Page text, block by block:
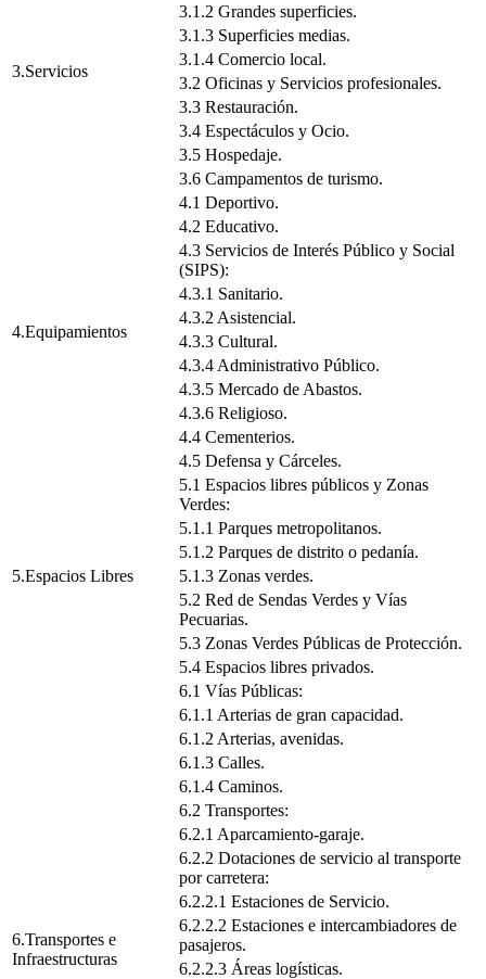
3.Servicios
3.1.2 Grandes superficies.
3.1.3 Superficies medias.
3.1.4 Comercio local.
3.2 Oficinas y Servicios profesionales.
3.3 Restauración.
3.4 Espectáculos y Ocio.
3.5 Hospedaje.
3.6 Campamentos de turismo.
4.Equipamientos
4.1 Deportivo.
4.2 Educativo.
4.3 Servicios de Interés Público y Social
(SIPS):
4.3.1 Sanitario.
4.3.2 Asistencial.
4.3.3 Cultural.
4.3.4 Administrativo Público.
4.3.5 Mercado de Abastos.
4.3.6 Religioso.
4.4 Cementerios.
4.5 Defensa y Cárceles.
5.Espacios Libres
5.1 Espacios libres públicos y Zonas
Verdes:
5.1.1 Parques metropolitanos.
5.1.2 Parques de distrito o pedanía.
5.1.3 Zonas verdes.
5.2 Red de Sendas Verdes y Vías
Pecuarias.
5.3 Zonas Verdes Públicas de Protección.
5.4 Espacios libres privados.
6.Transportes e
Infraestructuras
6.1 Vías Públicas:
6.1.1 Arterias de gran capacidad.
6.1.2 Arterias, avenidas.
6.1.3 Calles.
6.1.4 Caminos.
6.2 Transportes:
6.2.1 Aparcamiento-garaje.
6.2.2 Dotaciones de servicio al transporte
por carretera:
6.2.2.1 Estaciones de Servicio.
6.2.2.2 Estaciones e intercambiadores de
pasajeros.
6.2.2.3 Áreas logísticas.